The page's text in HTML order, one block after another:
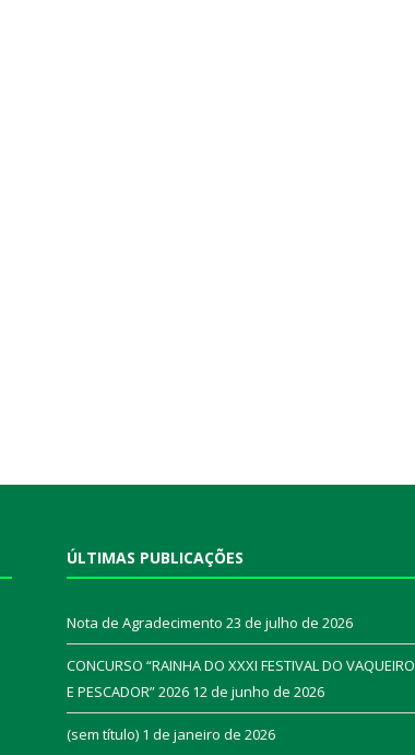
ÚLTIMAS PUBLICAÇÕES
Nota de Agradecimento 23 de julho de 2026
CONCURSO “RAINHA DO XXXI FESTIVAL DO VAQUEIRO
E PESCADOR” 2026 12 de junho de 2026
(sem título) 1 de janeiro de 2026